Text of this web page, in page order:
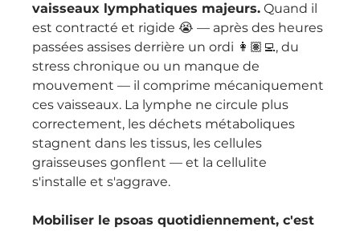
vaisseaux lymphatiques majeurs. Quand il
est contracté et rigide 😭 — après des heures
passées assises derrière un ordi 👩🏽‍💻, du
stress chronique ou un manque de
mouvement — il comprime mécaniquement
ces vaisseaux. La lymphe ne circule plus
correctement, les déchets métaboliques
stagnent dans les tissus, les cellules
graisseuses gonflent — et la cellulite
s'installe et s'aggrave.
Mobiliser le psoas quotidiennement, c'est